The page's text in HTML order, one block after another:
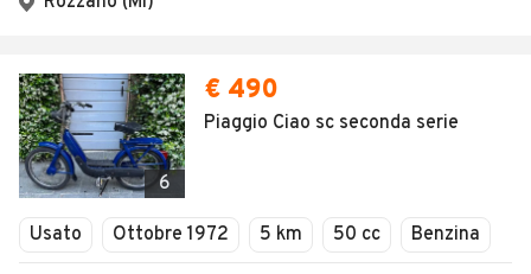
6
€ 490
Piaggio Ciao sc seconda serie
Usato Ottobre 1972 5 km 50 cc Benzina